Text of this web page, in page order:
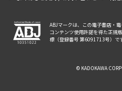
ABJマークは、この電子書店・
コンテンツ使用許諾を得た正規
標（登録番号 第6091713号）で
© KADOKAWA